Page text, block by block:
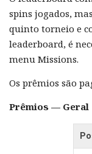
spins jogados,
quinto torneio e
leaderboard, é
menu Missions.
Os prêmios são
Prêmios — Geral